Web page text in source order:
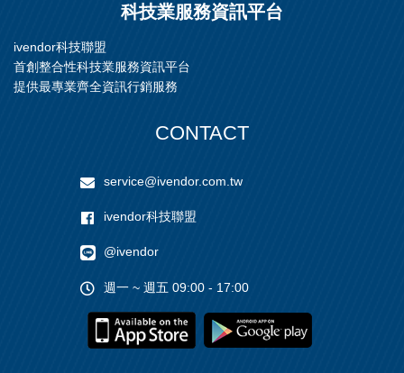
科技業服務資訊平台
ivendor科技聯盟
首創整合性科技業服務資訊平台
提供最專業齊全資訊行銷服務
CONTACT
service@ivendor.com.tw
ivendor科技聯盟
@ivendor
週一 ~ 週五 09:00 - 17:00